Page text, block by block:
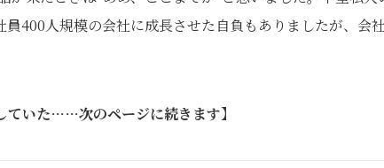
員400人規模の会社に成長させた自負もありましたが、会
ていた……次のページに続きます】